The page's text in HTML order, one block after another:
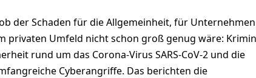
der Schaden für die Allgemeinheit, für
privaten Umfeld nicht schon groß genug wäre:
rund um das Corona-Virus SARS-CoV-2 und die
Cyberangriffe. Das berichten die